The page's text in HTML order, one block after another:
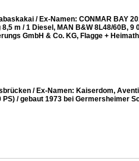
/ Ex-Namen: CONMAR BAY
m / 1 Diesel, MAN B&W 8L48/60B, 9
GmbH & Co. KG, Flagge +
/ Ex-Namen: Kaiserdom,
PS) / gebaut 1973 bei Germersheimer